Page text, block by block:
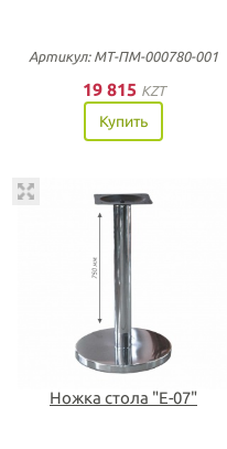
Артикул: МТ-ПМ-000780-001
19 815 KZT
Купить
Ножка стола "Е-07"